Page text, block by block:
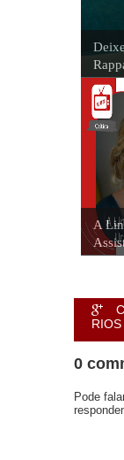
A
0
Pode